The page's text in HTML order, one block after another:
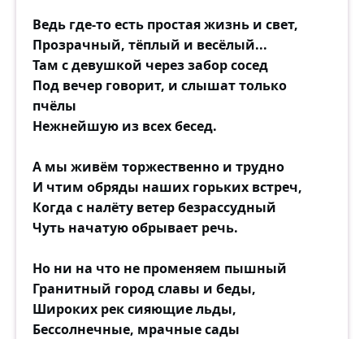
Ведь где-то есть простая жизнь и свет,
Прозрачный, тёплый и весёлый...
Там с девушкой через забор сосед
Под вечер говорит, и слышат только
пчёлы
Нежнейшую из всех бесед.
А мы живём торжественно и трудно
И чтим обряды наших горьких встреч,
Когда с налёту ветер безрассудный
Чуть начатую обрывает речь.
Но ни на что не променяем пышный
Гранитный город славы и беды,
Широких рек сияющие льды,
Бессолнечные, мрачные сады